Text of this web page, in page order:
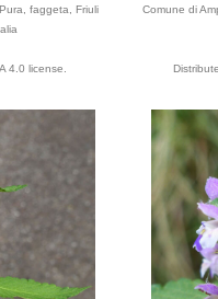
faggeta, Friuli
4.0 license.
Comune di